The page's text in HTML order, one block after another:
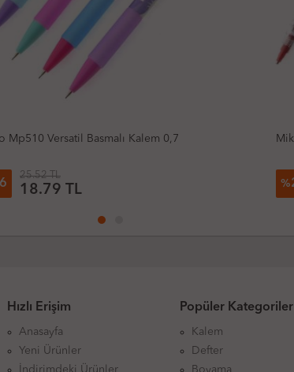
Mikro Mp336 Versatil Basmalı Kalem 0,7
% 26
Hızlı Erişim
Anasayfa
Yeni Ürünler
Popüler Kategoriler
Kalem
Defter